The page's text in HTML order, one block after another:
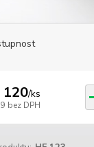
120/ks
bez DPH